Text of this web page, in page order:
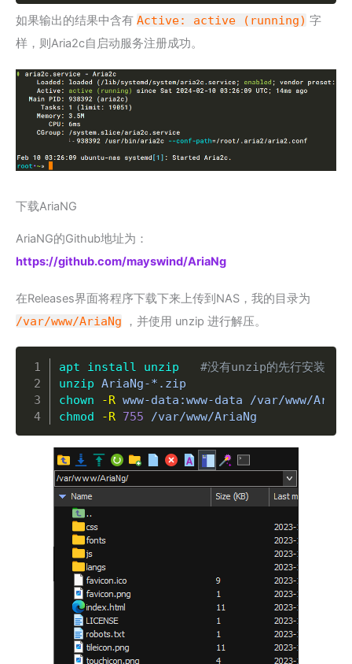
如果输出的结果中含有 Active: active (running) 字
样，则Aria2c自启动服务注册成功。
下载AriaNG
AriaNG的Github地址为：
https://github.com/mayswind/AriaNg
在Releases界面将程序下载下来上传到NAS，我的目录为
/var/www/AriaNg ，并使用 unzip 进行解压。
apt install unzip
#没有unzip的先行安装
unzip
chown
-R www-data:www-data /var/www/
chmod
-R 755 /var/www/AriaNg
Copy